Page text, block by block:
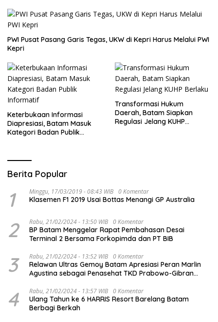
PWI Pusat Pasang Garis Tegas, UKW di Kepri Harus Melalui PWI
Kepri
Keterbukaan Informasi
Diapresiasi, Batam Masuk
Kategori Badan Publik
Transformasi Hukum
Daerah, Batam Siapkan
Regulasi Jelang KUHP
Berita Popular
1 Minggu, 17/03/2019 - 08:43 WIB 0 Komentar
Klasemen F1 2019 Usai Bottas Menangi GP Australia
2 Rabu, 21/02/2024 - 13:50 WIB 0 Komentar
BP Batam Menggelar Rapat Pembahasan Desai
Terminal 2 Bersama Forkopimda dan PT BIB
3 Rabu, 21/02/2024 - 13:52 WIB 0 Komentar
Relawan Ultras Gemoy Batam Apresiasi Peran Marlin
Agustina sebagai Penasehat TKD Prabowo-Gibran
4 Rabu, 21/02/2024 - 13:57 WIB 0 Komentar
Ulang Tahun ke 6 HARRIS Resort Barelang Batam
Berbagi Berkah